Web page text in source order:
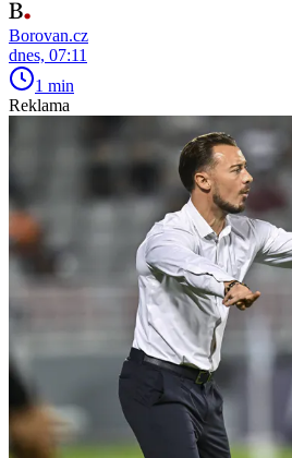
Borovan.cz
dnes, 07:11
1 min
Reklama